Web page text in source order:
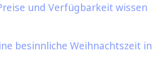
und Verfügbarkeit wissen
besinnliche Weihnachtszeit in